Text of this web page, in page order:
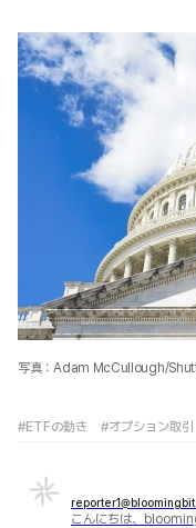
写真：Adam McCullough/
#ETFの動き #オプション取引
こんにちは、